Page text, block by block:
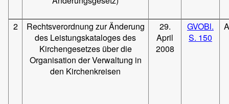
2
Rechtsverordnung zur Änderung
des Leistungskataloges des
Kirchengesetzes über die
Organisation der Verwaltung in
den Kirchenkreisen
29.
April
2008
GVOBl.
S. 150